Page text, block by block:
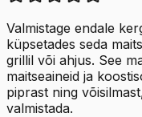
Valmistage endale
küpsetades seda
grillil või ahjus. See
maitseaineid ja
piprast ning
valmistada.